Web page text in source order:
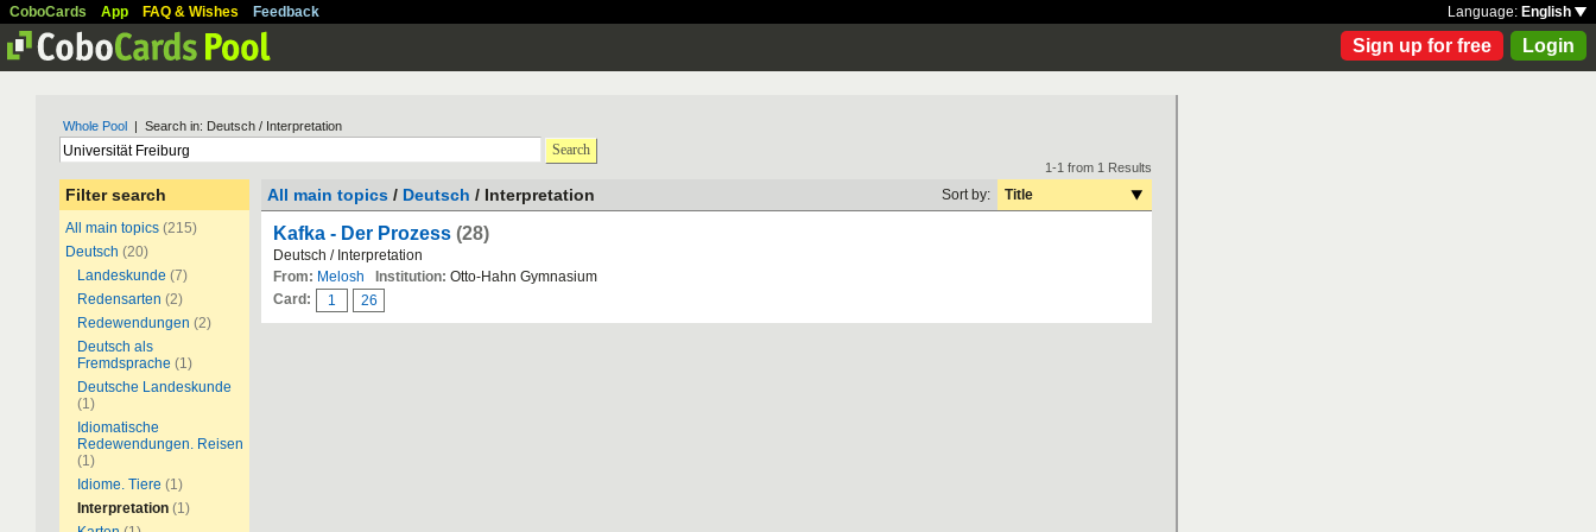
CoboCards App FAQ & Wishes Feedback Language: English
Sign up for free Login
Whole Pool | Search in: Deutsch / Interpretation
Search
Filter search
All main topics (215)
Deutsch (20)
Landeskunde (7)
Redensarten (2)
Redewendungen (2)
Deutsch als
Fremdsprache (1)
Deutsche Landeskunde
(1)
Idiomatische
Redewendungen. Reisen
(1)
Idiome. Tiere (1)
Interpretation (1)
1-1 from 1 Results
All main topics / Deutsch / Interpretation Sort by: Title
Kafka - Der Prozess (28)
Deutsch / Interpretation
From: Melosh Institution: Otto-Hahn Gymnasium
Card:
1 26